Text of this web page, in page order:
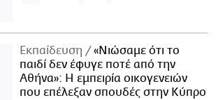
Εκπαίδευση
«Νιώσαμε ότι το
παιδί δεν έφυγε ποτέ από την
Αθήνα»: Η εμπειρία οικογενειών
που επέλεξαν σπουδές στην Κύπρο